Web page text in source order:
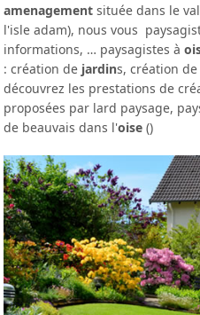
amenagement située dans le
l'isle adam), nous vous
informations, … paysagistes à
: création de jardins, création
découvrez les prestations de
proposées par lard paysage,
de beauvais dans l'oise ()